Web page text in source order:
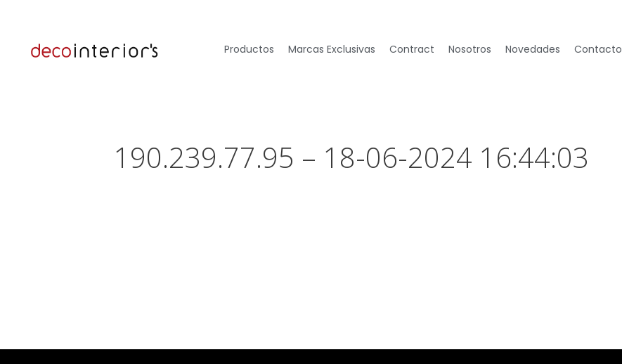
Productos Marcas Exclusivas Contract Nosotros Novedades Contacto
190.239.77.95 – 18-06-2024 16:44:03